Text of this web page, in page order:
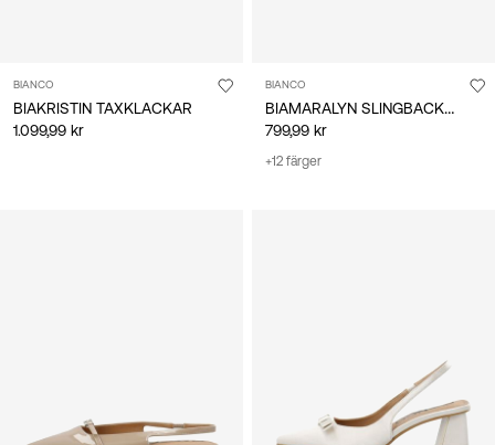
BIANCO
BIAKRISTIN TAXKLACKAR
1.099,99 kr
BIANCO
BIAMARALYN SLINGBACKSKOR
799,99 kr
+12 färger